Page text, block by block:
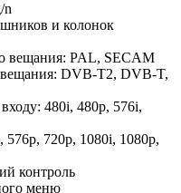
n
и колонок
вещания: PAL, SECAM
DVB-T2, DVB-T,
480i, 480p, 576i,
720p, 1080i, 1080p,
контроль
меню